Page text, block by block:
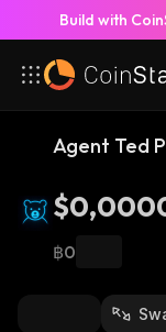
Build with
Agent Ted
3
฿0